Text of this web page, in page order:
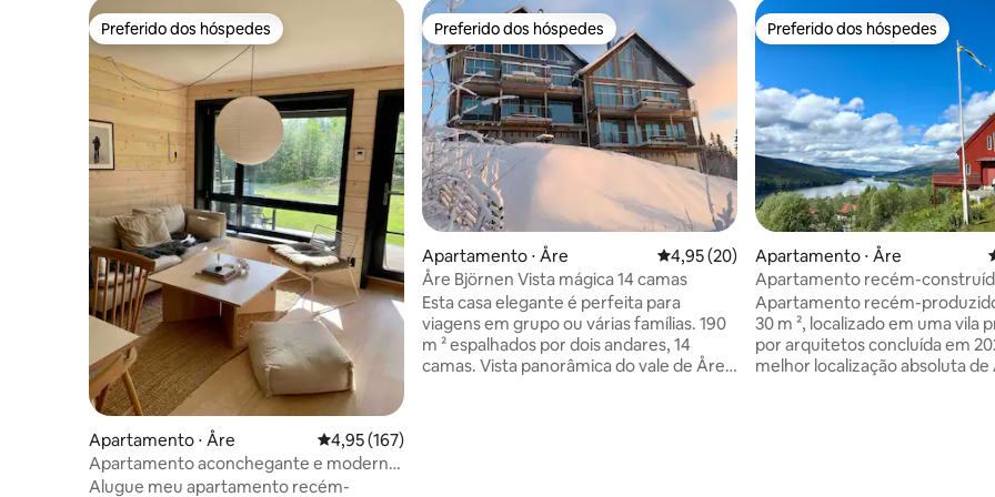
Preferido dos hóspedes
Preferido dos hóspedes
Apartamento ⋅ Åre 4,95 de uma avaliação média de 5, 167 avaliações
4,95 (167)
Apartamento aconchegante e moderno
com estilo de chalé
Alugue meu apartamento recém-
Preferido dos hóspedes
Preferido dos hóspedes
Apartamento ⋅ Åre 4,95 de uma avaliação média de 5, 20
4,95 (20)
Åre Björnen Vista mágica 14 camas
Esta casa elegante é perfeita para
viagens em grupo ou várias famílias. 190
m ² espalhados por dois andares, 14
camas. Vista panorâmica do vale de Åre
Preferido dos hóspedes
Preferido dos hóspedes
Apartamento ⋅ Åre
Apartamento recém-
única de Tottens, em Åre!
Apartamento recém-
30 m ², localizado em uma vila
por arquitetos concluída em
melhor localização absoluta de